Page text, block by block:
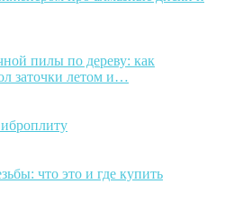
пилы по дереву: как
заточки летом и…
что это и где купить